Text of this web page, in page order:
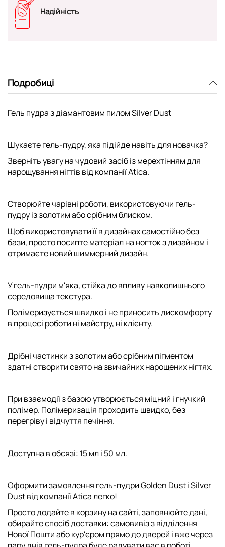
Надійність
Подробиці
Гель пудра з діамантовим пилом Silver Dust
Шукаєте гель-пудру, яка підійде навіть для новачка?
Зверніть увагу на чудовий засіб із мерехтінням для
нарощування нігтів від компанії Atica.
Створюйте чарівні роботи, використовуючи гель-
пудру із золотим або срібним блиском.
Щоб використовувати її в дизайнах самостійно без
бази, просто посипте матеріал на ногток з дизайном і
отримаєте новий шиммерний дизайн.
У гель-пудри м'яка, стійка до впливу навколишнього
середовища текстура.
Полімеризується швидко і не приносить дискомфорту
в процесі роботи ні майстру, ні клієнту.
Дрібні частинки з золотим або срібним пігментом
здатні створити свято на звичайних нарощених нігтях.
При взаємодії з базою утворюється міцний і гнучкий
полімер. Полімеризація проходить швидко, без
перегріву і відчуття печіння.
Доступна в обсязі: 15 мл і 50 мл.
Оформити замовлення гель-пудри Golden Dust і Silver
Dust від компанії Atica легко!
Просто додайте в корзину на сайті, заповнюйте дані,
обирайте спосіб доставки: самовивіз з відділення
Нової Пошти або кур'єром прямо до дверей і вже через